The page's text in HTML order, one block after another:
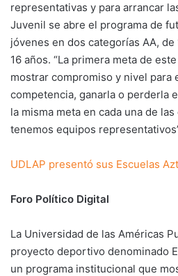
representativas y para arrancar
Juvenil se abre el programa de
jóvenes en dos categorías AA, de
16 años. “La primera meta de
mostrar compromiso y nivel para
competencia, ganarla o perderla
la misma meta en cada una de
tenemos equipos
UDLAP presentó sus Escuelas
Foro Político Digital
La Universidad de las Américas
proyecto deportivo denominado
un programa institucional que